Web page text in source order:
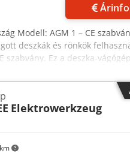
Modell: AGM 1 – CE
deszkák és rönkök
szabvány. Ez a deszka-
műanyag blokkok
osztás Láncfeszítő a
vágási hossz: 200 cm
x 900 x 3000 mm
Elektrowerkzeug